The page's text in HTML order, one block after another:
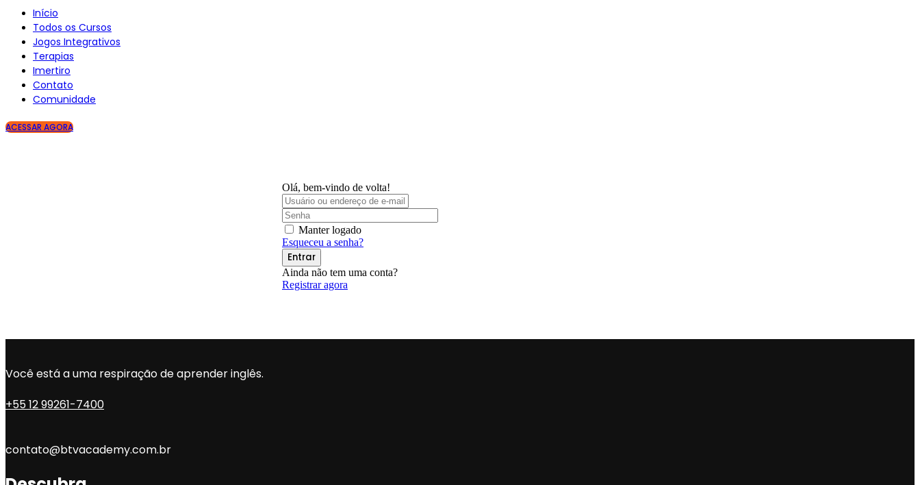
Início
Todos os Cursos
Jogos Integrativos
Terapias
Imertiro
Contato
Comunidade
ACESSAR AGORA
Olá, bem-vindo de volta!
Manter logado
Esqueceu a senha?
Entrar
Ainda não tem uma conta?
Registrar agora
Você está a uma respiração de aprender inglês.
+55 12 99261-7400
contato@btvacademy.com.br